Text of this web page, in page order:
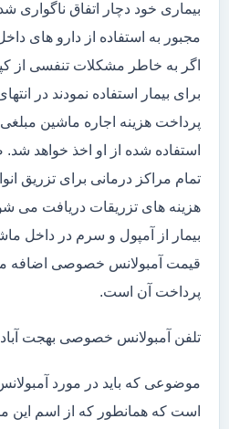
بیماری خود دچار اتفاق ناگواری
مجبور به استفاده از دارو های
اگر به خاطر مشکلات تنفسی از
برای بیمار استفاده نمودند در
پرداخت هزینه اجاره ماشین
استفاده شده از او اخذ خواهد
تمام مراکز درمانی برای تزریق
هزینه های تزریقات دریافت می
بیمار از آمپول و سرم در داخل
قیمت آمبولانس خصوصی اضافه
پرداخت آن است.
تلفن آمبولانس خصوصی بهجت آباد
موضوعی که باید در مورد
است که همانطور که از اسم این